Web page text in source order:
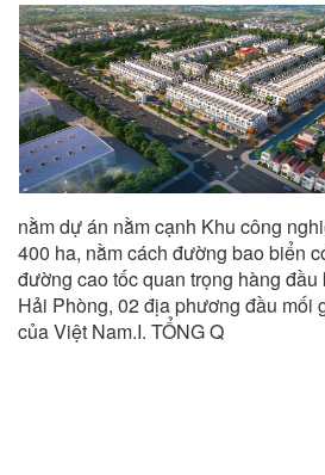
nằm dự án nằm cạnh Khu công
400 ha, nằm cách đường bao biển
đường cao tốc quan trọng hàng
Hải Phòng, 02 địa phương đầu mối
của Việt Nam.I. TỔNG Q